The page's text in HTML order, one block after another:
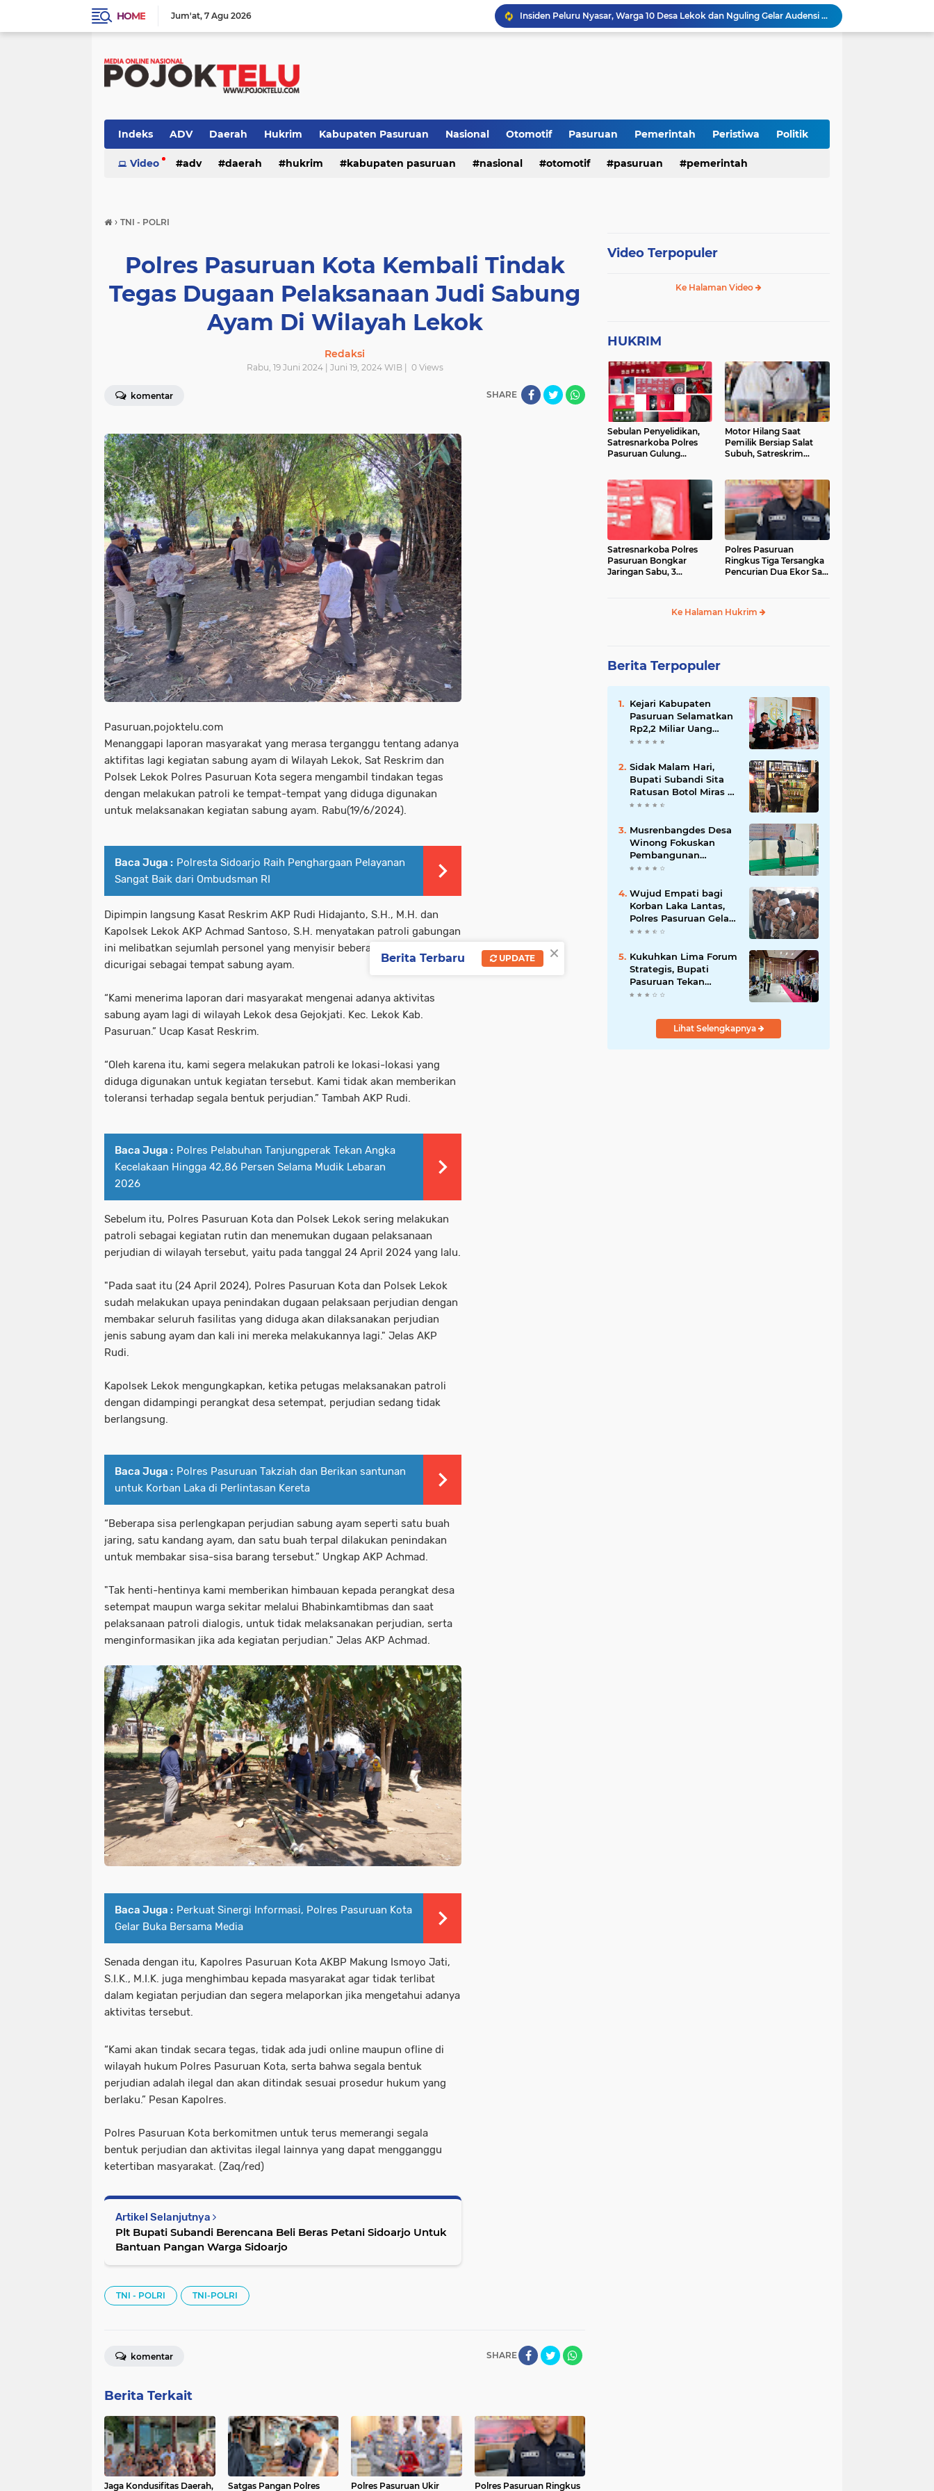
HOME Jum'at 7 Agu 2026
Insiden Peluru Nyasar, Warga 10 Desa Lekok dan Nguling Gelar Audensi dengan Bupati Pasuruan
Harganas ke-33 Bupati Pasuruan dan Ketua TP PKK Terima Penghargaan Nasional Bidang Kependudukan
Indeks ADV Daerah Hukrim Kabupaten Pasuruan Nasional Otomotif Pasuruan Pemerintah Peristiwa Politik
Sidoarjo TNI - POLRI TNI-POLRI
Video adv daerah hukrim kabupaten pasuruan nasional otomotif pasuruan pemerintah
› TNI - POLRI
Polres Pasuruan Kota Kembali Tindak
Tegas Dugaan Pelaksanaan Judi Sabung
Ayam Di Wilayah Lekok
Redaksi
Rabu, 19 Juni 2024 | Juni 19, 2024 WIB | 0Views
komentar SHARE
Pasuruan,pojoktelu.com
Menanggapi laporan masyarakat yang merasa terganggu tentang adanya
aktifitas lagi kegiatan sabung ayam di Wilayah Lekok, Sat Reskrim dan
Polsek Lekok Polres Pasuruan Kota segera mengambil tindakan tegas
dengan melakukan patroli ke tempat-tempat yang diduga digunakan
untuk melaksanakan kegiatan sabung ayam. Rabu(19/6/2024).
Baca Juga : Polresta Sidoarjo Raih Penghargaan Pelayanan
Sangat Baik dari Ombudsman RI
Dipimpin langsung Kasat Reskrim AKP Rudi Hidajanto, S.H., M.H. dan
Kapolsek Lekok AKP Achmad Santoso, S.H. menyatakan patroli gabungan
ini melibatkan sejumlah personel yang menyisir beberapa lokasi yang
dicurigai sebagai tempat sabung ayam.
“Kami menerima laporan dari masyarakat mengenai adanya aktivitas
sabung ayam lagi di wilayah Lekok desa Gejokjati. Kec. Lekok Kab.
Pasuruan.” Ucap Kasat Reskrim.
“Oleh karena itu, kami segera melakukan patroli ke lokasi-lokasi yang
diduga digunakan untuk kegiatan tersebut. Kami tidak akan memberikan
toleransi terhadap segala bentuk perjudian.” Tambah AKP Rudi.
Baca Juga : Polres Pelabuhan Tanjungperak Tekan Angka
Kecelakaan Hingga 42,86 Persen Selama Mudik Lebaran
2026
Sebelum itu, Polres Pasuruan Kota dan Polsek Lekok sering melakukan
patroli sebagai kegiatan rutin dan menemukan dugaan pelaksanaan
perjudian di wilayah tersebut, yaitu pada tanggal 24 April 2024 yang lalu.
"Pada saat itu (24 April 2024), Polres Pasuruan Kota dan Polsek Lekok
sudah melakukan upaya penindakan dugaan pelaksaan perjudian dengan
membakar seluruh fasilitas yang diduga akan dilaksanakan perjudian
jenis sabung ayam dan kali ini mereka melakukannya lagi." Jelas AKP
Rudi.
Kapolsek Lekok mengungkapkan, ketika petugas melaksanakan patroli
dengan didampingi perangkat desa setempat, perjudian sedang tidak
berlangsung.
Baca Juga : Polres Pasuruan Takziah dan Berikan santunan
untuk Korban Laka di Perlintasan Kereta
“Beberapa sisa perlengkapan perjudian sabung ayam seperti satu buah
jaring, satu kandang ayam, dan satu buah terpal dilakukan penindakan
untuk membakar sisa-sisa barang tersebut.” Ungkap AKP Achmad.
"Tak henti-hentinya kami memberikan himbauan kepada perangkat desa
setempat maupun warga sekitar melalui Bhabinkamtibmas dan saat
pelaksanaan patroli dialogis, untuk tidak melaksanakan perjudian, serta
menginformasikan jika ada kegiatan perjudian." Jelas AKP Achmad.
Baca Juga : Perkuat Sinergi Informasi, Polres Pasuruan Kota
Gelar Buka Bersama Media
Senada dengan itu, Kapolres Pasuruan Kota AKBP Makung Ismoyo Jati,
S.I.K., M.I.K. juga menghimbau kepada masyarakat agar tidak terlibat
dalam kegiatan perjudian dan segera melaporkan jika mengetahui adanya
aktivitas tersebut.
“Kami akan tindak secara tegas, tidak ada judi online maupun ofline di
wilayah hukum Polres Pasuruan Kota, serta bahwa segala bentuk
perjudian adalah ilegal dan akan ditindak sesuai prosedur hukum yang
berlaku.” Pesan Kapolres.
Polres Pasuruan Kota berkomitmen untuk terus memerangi segala
bentuk perjudian dan aktivitas ilegal lainnya yang dapat mengganggu
ketertiban masyarakat. (Zaq/red)
Artikel Selanjutnya
Plt Bupati Subandi Berencana Beli Beras Petani Sidoarjo Untuk
Bantuan Pangan Warga Sidoarjo
TNI - POLRI TNI-POLRI
SHARE
komentar
Berita Terkait
Jaga Kondusifitas Daerah, Satgas Pangan Polres Polres Pasuruan Ukir Polres Pasuruan Ringkus
Video Terpopuler
Ke Halaman Video
HUKRIM
Sebulan Penyelidikan,
Satresnarkoba Polres
Pasuruan Gulung
Motor Hilang Saat
Pemilik Bersiap Salat
Subuh, Satreskrim
Satresnarkoba Polres
Pasuruan Bongkar
Jaringan Sabu, 3
Polres Pasuruan
Ringkus Tiga Tersangka
Pencurian Dua Ekor Sapi
Ke Halaman Hukrim
Berita Terpopuler
Kejari Kabupaten
Pasuruan Selamatkan
Rp2,2 Miliar Uang
Negara dari Korupsi
Sidak Malam Hari,
Bupati Subandi Sita
Ratusan Botol Miras di
Kawasan Perumahan
Musrenbangdes Desa
Winong Fokuskan
Pembangunan
Berbasis Potensi Lokal,
Meski Dihantam
Efisiensi Anggaran
Wujud Empati bagi
Korban Laka Lantas,
Polres Pasuruan Gelar
Salat Ghaib dan Doa
Kukuhkan Lima Forum
Strategis, Bupati
Pasuruan Tekan
Pentingnya Program
Lihat Selengkapnya
×
Berita Terbaru UPDATE